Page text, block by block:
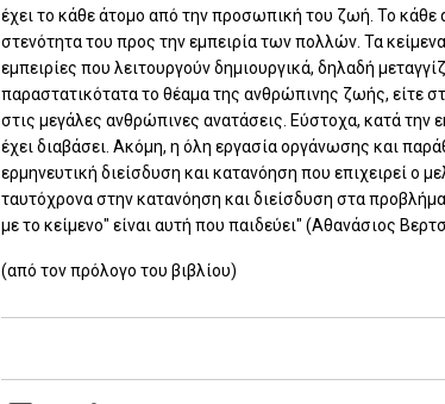
έχει το κάθε άτομο από την προσωπική του ζωή. Το κάθε
στενότητα του προς την εμπειρία των πολλών. Τα
εμπειρίες που λειτουργούν δημιουργικά, δηλαδή
παραστατικότατα το θέαμα της ανθρώπινης ζωής, είτε
στις μεγάλες ανθρώπινες ανατάσεις. Εύστοχα, κατά την
έχει διαβάσει. Ακόμη, η όλη εργασία οργάνωσης και
ερμηνευτική διείσδυση και κατανόηση που επιχειρεί ο
ταυτόχρονα στην κατανόηση και διείσδυση στα
με το κείμενο" είναι αυτή που παιδεύει" (Αθανάσιος
(από τον πρόλογο του βιβλίου)